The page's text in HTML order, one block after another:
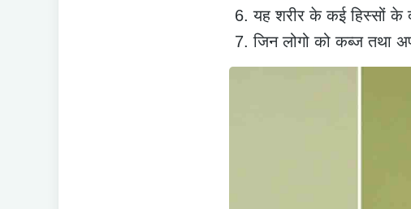
यह शरीर के कई हिस्सों के
जिन लोगो को कब्ज तथा